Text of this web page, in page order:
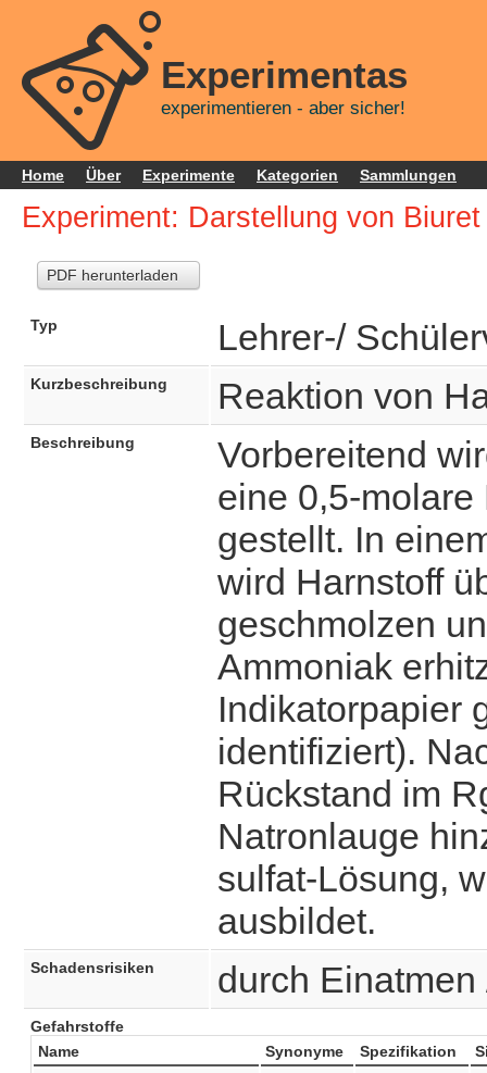
Experimentas
experimentieren - aber sicher!
Home Über Experimente Kategorien Sammlungen
Experiment: Darstellung von Biuret
PDF herunterladen
Typ Lehrer-/
Kurzbeschreibung Reaktion von
Beschreibung
Vorbereitend
eine 0,5-
gestellt. In
wird Harnstoff
geschmolzen
Ammoniak
Indikatorpapier
identifiziert).
Rückstand im
Natronlauge
sulfat-Lösung,
ausbildet.
Schadensrisiken durch
Gefahrstoffe
Name
Synonyme Spezifikation